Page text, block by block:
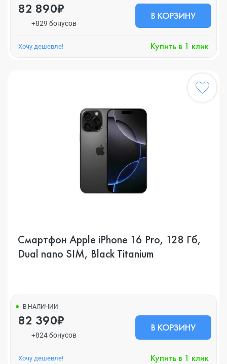
82 890₽
+829 бонусов
В КОРЗИНУ
Хочу дешевле! Купить в 1 клик
Смартфон Apple iPhone 16 Pro, 128 Гб,
Dual nano SIM, Black Titanium
В НАЛИЧИИ
82 390₽
+824 бонусов
В КОРЗИНУ
Хочу дешевле! Купить в 1 клик